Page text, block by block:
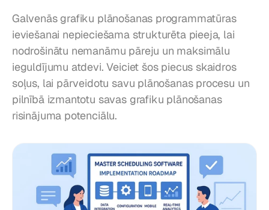
Galvenās grafiku plānošanas programmatūras
ieviešanai nepieciešama strukturēta pieeja, lai
nodrošinātu nemanāmu pāreju un maksimālu
ieguldījumu atdevi. Veiciet šos piecus skaidros
soļus, lai pārveidotu savu plānošanas procesu un
pilnībā izmantotu savas grafiku plānošanas
risinājuma potenciālu.